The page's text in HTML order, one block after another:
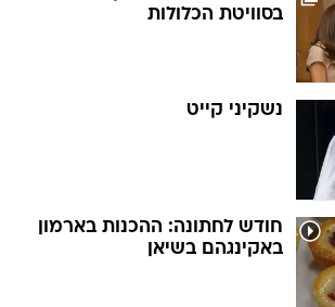
בסוויטת הכלולות
נשקיני קייט
חודש לחתונה: ההכנות בארמון
באקינגהם בשיאן